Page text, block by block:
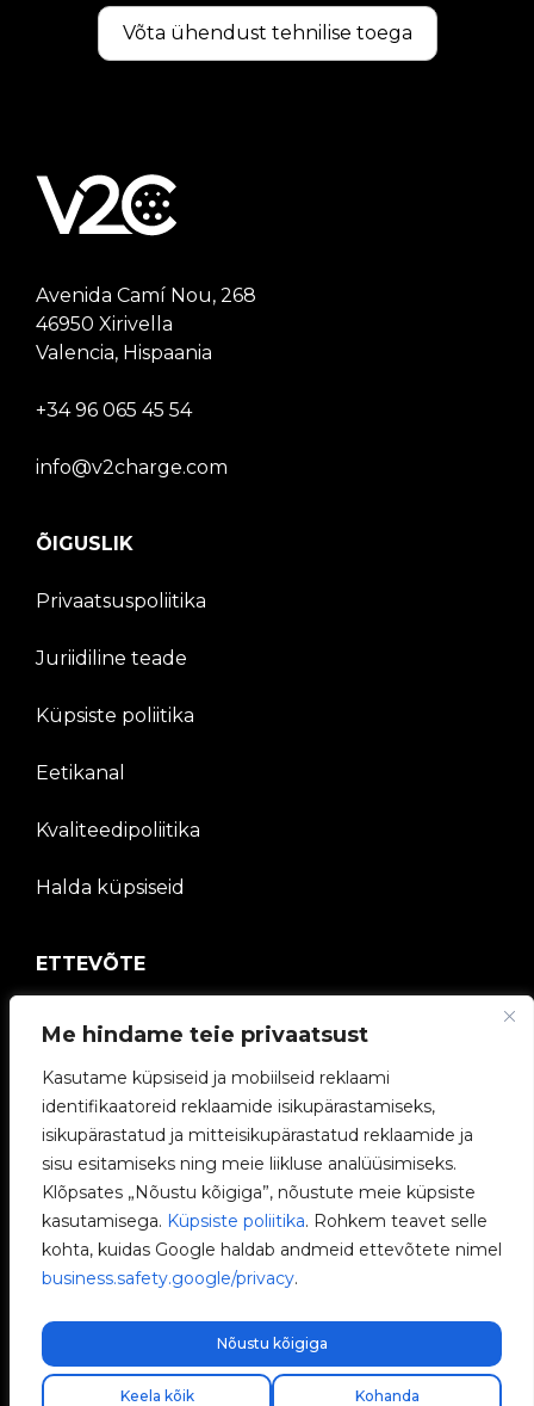
Me hindame teie privaatsust
Kasutame küpsiseid ja mobiilseid reklaami
identifikaatoreid reklaamide isikupärastamiseks,
isikupärastatud ja mitteisikupärastatud reklaamide ja
sisu esitamiseks ning meie liikluse analüüsimiseks.
Klõpsates „Nõustu kõigiga”, nõustute meie küpsiste
kasutamisega. Küpsiste poliitika. Rohkem teavet selle
kohta, kuidas Google haldab andmeid ettevõtete nimel
business.safety.google/privacy.
Kohanda
Keela kõik
Nõustu kõigiga
Võta ühendust tehnilise toega
Avenida Camí Nou, 268
46950 Xirivella
Valencia, Hispaania
+34 96 065 45 54
info@v2charge.com
ÕIGUSLIK
Privaatsuspoliitika
Juriidiline teade
Küpsiste poliitika
Eetikanal
Kvaliteedipoliitika
Halda küpsiseid
ETTEVÕTE
V2C kogukond
Töötage meiega
e-Laadijad
V2C Power
V2C Cloud